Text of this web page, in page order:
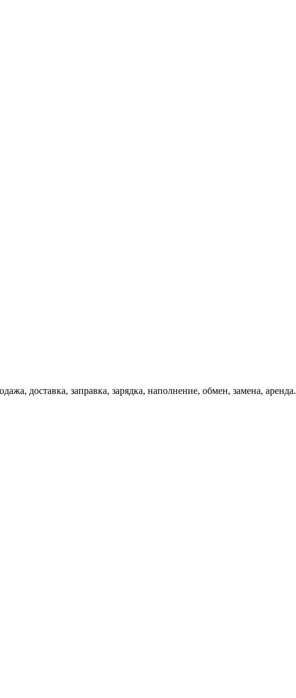
доставка, заправка, зарядка, наполнение, обмен, замена, аренда.